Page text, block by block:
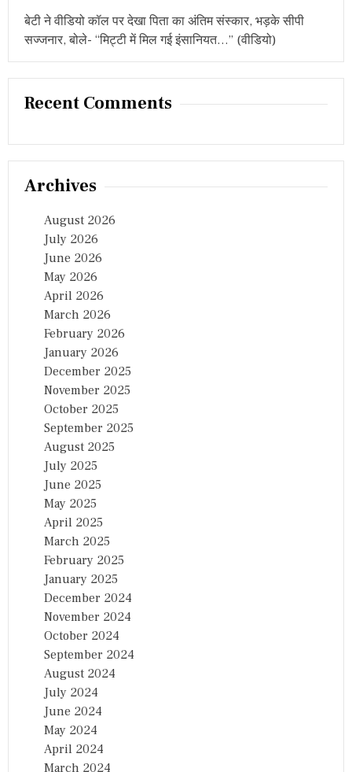
बेटी ने वीडियो कॉल पर देखा पिता का अंतिम संस्कार, भड़के सीपी
सज्जनार, बोले- “मिट्टी में मिल गई इंसानियत…” (वीडियो)
Recent Comments
Archives
August 2026
July 2026
June 2026
May 2026
April 2026
March 2026
February 2026
January 2026
December 2025
November 2025
October 2025
September 2025
August 2025
July 2025
June 2025
May 2025
April 2025
March 2025
February 2025
January 2025
December 2024
November 2024
October 2024
September 2024
August 2024
July 2024
June 2024
May 2024
April 2024
March 2024